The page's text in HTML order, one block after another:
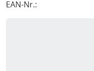
EAN-Nr.: